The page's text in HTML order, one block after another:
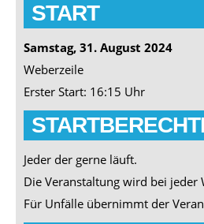
START
Samstag, 31. August 2024
Weberzeile
Erster Start: 16:15 Uhr
Jeder der gerne läuft.
Die Veranstaltung wird bei jeder
Für Unfälle übernimmt der